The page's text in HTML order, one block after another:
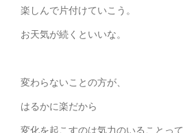
楽しんで片付けていこう。
お天気が続くといいな。
変わらないことの方が、
はるかに楽だから
変化を起こすのは気力のいることって